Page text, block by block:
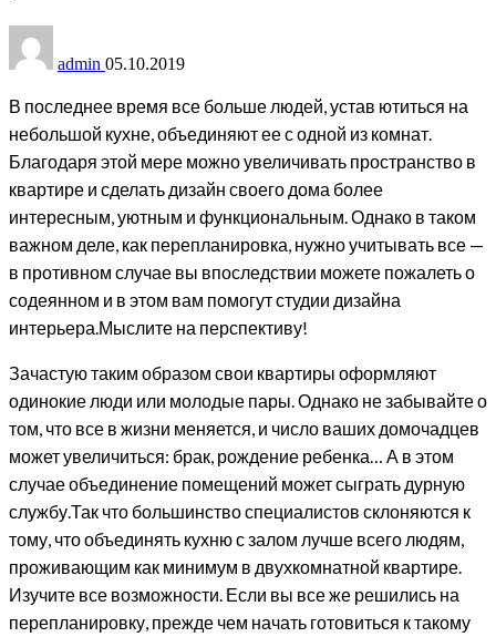
admin 05.10.2019
В последнее время все больше людей, устав ютиться на
небольшой кухне, объединяют ее с одной из комнат.
Благодаря этой мере можно увеличивать пространство в
квартире и сделать дизайн своего дома более
интересным, уютным и функциональным. Однако в таком
важном деле, как перепланировка, нужно учитывать все —
в противном случае вы впоследствии можете пожалеть о
содеянном и в этом вам помогут студии дизайна
интерьера.Мыслите на перспективу!
Зачастую таким образом свои квартиры оформляют
одинокие люди или молодые пары. Однако не забывайте о
том, что все в жизни меняется, и число ваших домочадцев
может увеличиться: брак, рождение ребенка… А в этом
случае объединение помещений может сыграть дурную
службу.Так что большинство специалистов склоняются к
тому, что объединять кухню с залом лучше всего людям,
проживающим как минимум в двухкомнатной квартире.
Изучите все возможности. Если вы все же решились на
перепланировку, прежде чем начать готовиться к такому